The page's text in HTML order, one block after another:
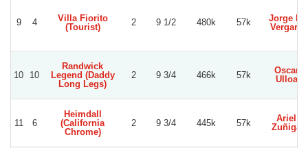
9 4
Villa Fiorito
(Tourist)
2 9 1/2 480k 57k
Jorge L.
Vergara
10 10
Randwick
Legend (Daddy
Long Legs)
2 9 3/4 466k 57k
Oscar
Ulloa
11 6
Heimdall
(California
Chrome)
2 9 3/4 445k 57k
Ariel
Zuñiga